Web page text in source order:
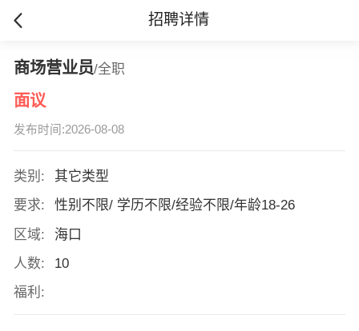
招聘详情
商场营业员/全职
面议
发布时间:2026-08-08
类别:
其它类型
要求:
性别不限/ 学历不限/经验不限/年龄18-26
区域:
海口
人数:
10
福利: